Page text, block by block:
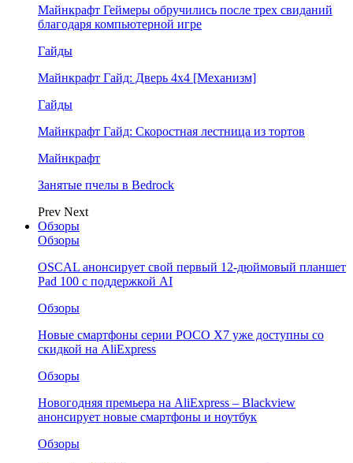
Майнкрафт Геймеры обручились после трех свиданий
благодаря компьютерной игре
Гайды
Майнкрафт Гайд: Дверь 4х4 [Механизм]
Гайды
Майнкрафт Гайд: Скоростная лестница из тортов
Майнкрафт
Занятые пчелы в Bedrock
Prev Next
Обзоры
Обзоры
OSCAL анонсирует свой первый 12-дюймовый планшет
Pad 100 с поддержкой AI
Обзоры
Новые смартфоны серии POCO X7 уже доступны со
скидкой на AliExpress
Обзоры
Новогодняя премьера на AliExpress – Blackview
анонсирует новые смартфоны и ноутбук
Обзоры